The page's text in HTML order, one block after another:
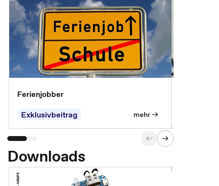
Ferienjobber
Exklusivbeitrag
mehr
Downloads